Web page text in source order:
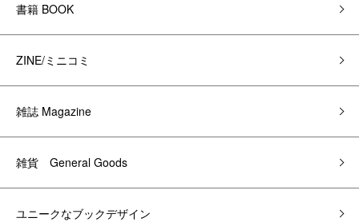
書籍 BOOK
ZINE/ミニコミ
雑誌 Magazine
雑貨 General Goods
ユニークなブックデザイン